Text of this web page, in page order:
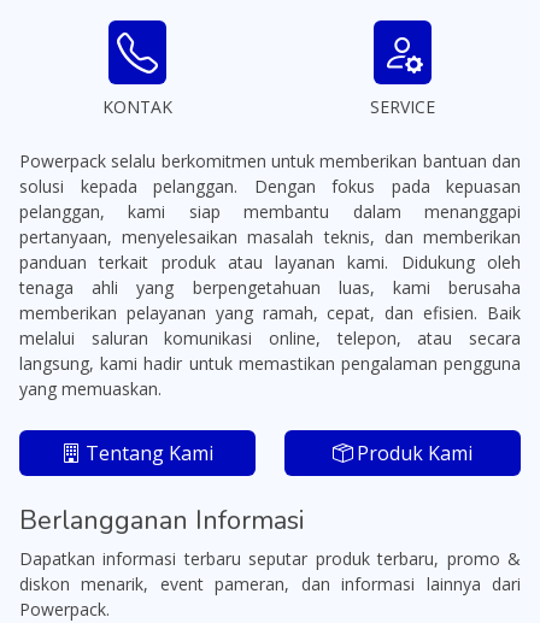
KONTAK SERVICE
Powerpack selalu berkomitmen untuk memberikan bantuan dan
solusi kepada pelanggan. Dengan fokus pada kepuasan
pelanggan, kami siap membantu dalam menanggapi
pertanyaan, menyelesaikan masalah teknis, dan memberikan
panduan terkait produk atau layanan kami. Didukung oleh
tenaga ahli yang berpengetahuan luas, kami berusaha
memberikan pelayanan yang ramah, cepat, dan efisien. Baik
melalui saluran komunikasi online, telepon, atau secara
langsung, kami hadir untuk memastikan pengalaman pengguna
yang memuaskan.
Tentang Kami Produk Kami
Berlangganan Informasi
Dapatkan informasi terbaru seputar produk terbaru, promo &
diskon menarik, event pameran, dan informasi lainnya dari
Powerpack.